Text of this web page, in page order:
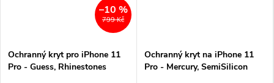
799 Kč
–10 %
Ochranný kryt pro iPhone 11
Pro - Guess, Rhinestones
Ochranný kryt na iPhone 11
Pro - Mercury, SemiSilicon